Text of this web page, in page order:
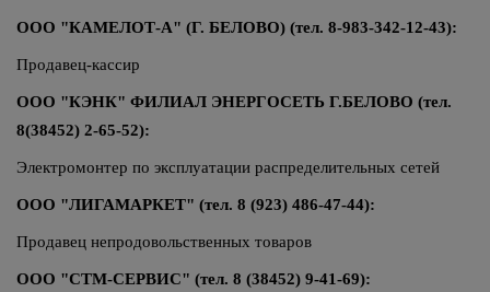
ООО "КАМЕЛОТ-А" (Г. БЕЛОВО) (тел. 8-983-342-12-43):
Продавец-кассир
ООО "КЭНК" ФИЛИАЛ ЭНЕРГОСЕТЬ Г.БЕЛОВО (тел.
8(38452) 2-65-52):
Электромонтер по эксплуатации распределительных сетей
ООО "ЛИГАМАРКЕТ" (тел. 8 (923) 486-47-44):
Продавец непродовольственных товаров
ООО "СТМ-СЕРВИС" (тел. 8 (38452) 9-41-69):